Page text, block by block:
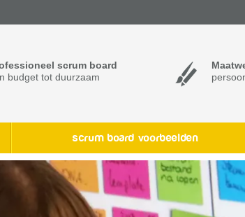
scrum board
budget tot duurzaam
scrum board voorbeelden